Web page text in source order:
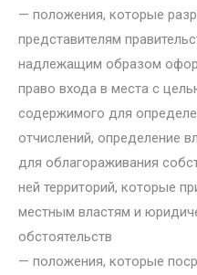
— положения, которые
представителям
надлежащим образом
право входа в места с
содержимого для
отчислений, определение
для облагораживания
ней территорий, которые
местным властям и
обстоятельств
— положения, которые